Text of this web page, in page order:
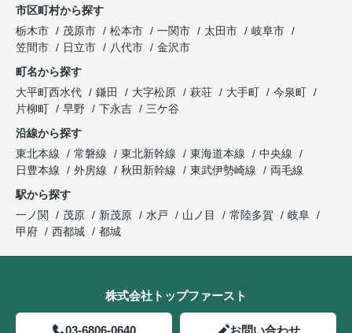
市区町村から探す
栃木市
茂原市 松本市 一関市 太田市
岐阜市
笠間市
日立市 八代市
金沢市
町名から探す
大平町西水代
鎌田 大字松原 萩荘 大手町
今泉町
片柳町
早野 下永吉
三ケ谷
沿線から探す
東北本線
常磐線 東北新幹線 東海道本線
中央線
日豊本線
外房線 秋田新幹線 東武伊勢崎線
両毛線
駅から探す
一ノ関
茂原 新茂原 水戸 山ノ目 常陸多賀
岐阜
甲府
西都城 都城
株式会社トップファースト